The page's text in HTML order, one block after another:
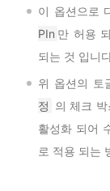
이 옵션으로
PIn 만 허용
되는 것 입니
위 옵션의 토
정 의 체크
활성화 되어
로 적용 되는